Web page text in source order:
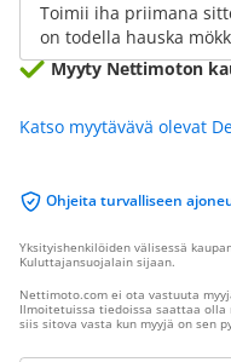
Toimii iha priimana
on todella hauska
Myyty Nettimoton
Katso myytävävä olevat
Ohjeita turvalliseen
Yksityishenkilöiden välisessä
Kuluttajansuojalain sijaan.
Nettimoto.com ei ota vastuuta
Ilmoitetuissa tiedoissa saattaa
siis sitova vasta kun myyjä on sen